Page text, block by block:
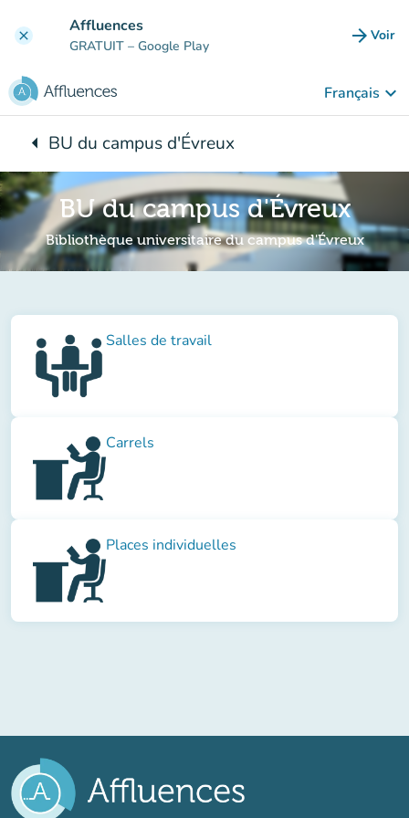
clear Affluences
GRATUIT – Google Play arrow_forward Voir
Français keyboard_arrow_down
arrow_leftRetour à :
BU du campus d'Évreux
BU du campus d'Évreux
Bibliothèque universitaire du campus d'Évreux
Salles de travail
Carrels
Places individuelles